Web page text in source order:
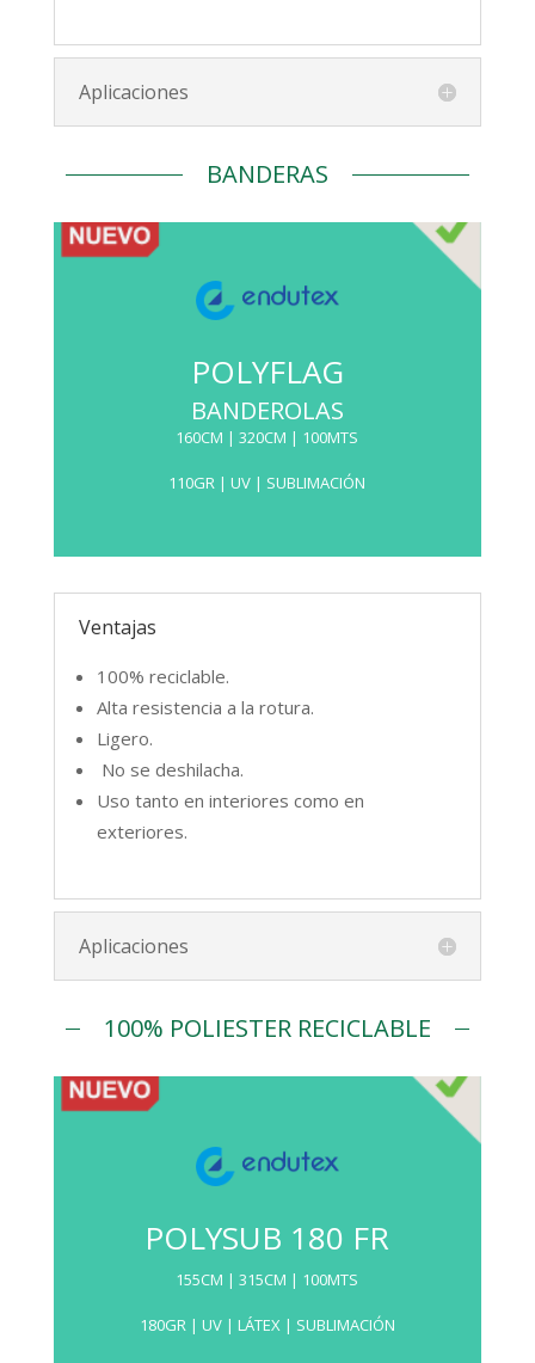
Aplicaciones
BANDERAS
POLYFLAG
BANDEROLAS
160CM | 320CM | 100MTS
110GR | UV | SUBLIMACIÓN
Tejido 100% poliéster de 110g.
medio ambiente, resulta ideal para
impresiones en sublimación y UV.
100% Poliéster
Ventajas
100% reciclable.
Alta resistencia a la rotura.
Ligero.
No se deshilacha.
Uso tanto en interiores como en
exteriores.
Aplicaciones
100% POLIESTER RECICLABLE
POLYSUB 180 FR
155CM | 315CM | 100MTS
180GR | UV | LÁTEX | SUBLIMACIÓN